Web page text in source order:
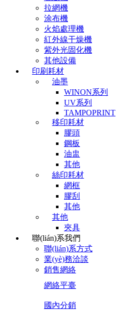
拉網機
涂布機
火焰處理機
紅外線干燥機
紫外光固化機
其他設備
印刷耗材
油墨
WINON系列
UV系列
TAMPOPRINT
移印耗材
膠頭
鋼板
油盅
其他
絲印耗材
網框
膠刮
其他
其他
夾具
聯(lián)系我們
聯(lián)系方式
業(yè)務洽談
銷售網絡
網絡平臺
國內分銷